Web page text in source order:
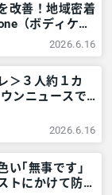
改善！地域密着
（ボディケア
奈川・東京多
2026.6.16
＞３人約１カ
ンニュースで
2026.6.16
い｢無事です｣
トにかけて防災